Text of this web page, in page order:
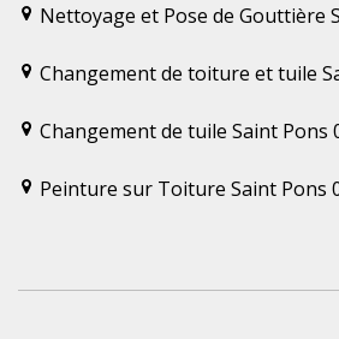
Nettoyage et Pose de Gouttière
Changement de toiture et tuile
Changement de tuile Saint Pons
Peinture sur Toiture Saint Pons